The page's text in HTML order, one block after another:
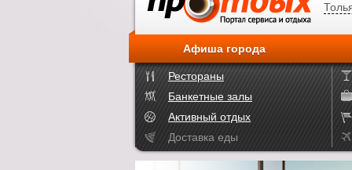
Афиша города
Рестораны
Банкетные залы
Активный отдых
Доставка еды